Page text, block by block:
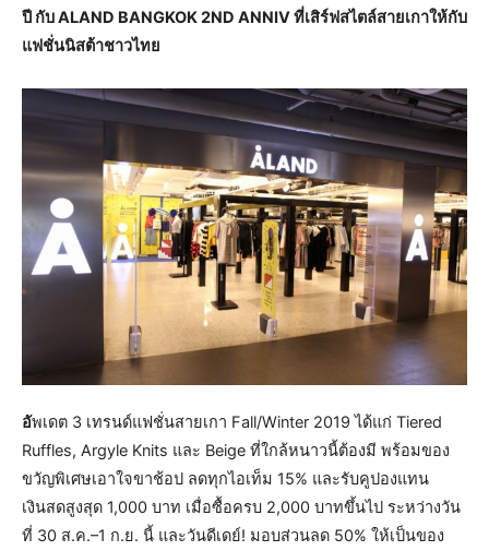
ปี กับ ALAND BANGKOK 2ND ANNIV ที่เสิร์ฟสไตล์สายเกาให้กับ
แฟชั่นนิสต้าชาวไทย
อัพเดต 3 เทรนด์แฟชั่นสายเกา Fall/Winter 2019 ได้แก่ Tiered
Ruffles, Argyle Knits และ Beige ที่ใกล้หนาวนี้ต้องมี พร้อมของ
ขวัญพิเศษเอาใจขาช้อป ลดทุกไอเท็ม 15% และรับคูปองแทน
เงินสดสูงสุด 1,000 บาท เมื่อซื้อครบ 2,000 บาทขึ้นไป ระหว่างวัน
ที่ 30 ส.ค.–1 ก.ย. นี้ และวันดีเดย์! มอบส่วนลด 50% ให้เป็นของ